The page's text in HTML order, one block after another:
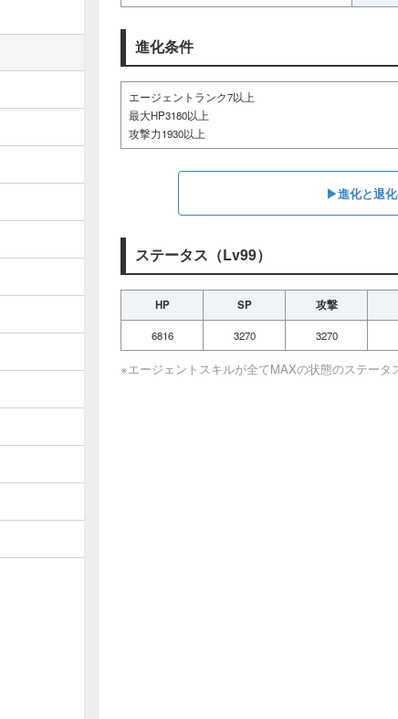
進化条件
エージェントランク7以上
最大HP3180以上
攻撃力1930以上
▶︎進化と退
ステータス（Lv99）
HP SP 攻撃
6816 3270 3270
※エージェントスキルが全てMAXの状態のステータ